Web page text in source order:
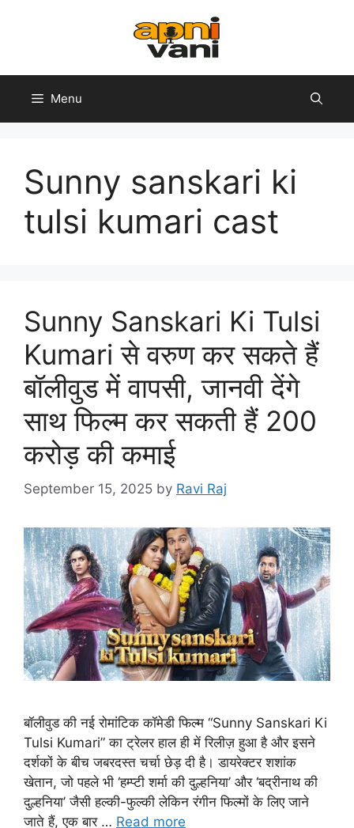
Menu
Sunny sanskari ki
tulsi kumari cast
Sunny Sanskari Ki Tulsi
Kumari से वरुण कर सकते हैं
बॉलीवुड में वापसी, जानवी देंगे
साथ फिल्म कर सकती हैं 200
करोड़ की कमाई
September 15, 2025 by Ravi Raj
बॉलीवुड की नई रोमांटिक कॉमेडी फिल्म “Sunny Sanskari Ki
Tulsi Kumari” का ट्रेलर हाल ही में रिलीज़ हुआ है और इसने
दर्शकों के बीच जबरदस्त चर्चा छेड़ दी है। डायरेक्टर शशांक
खेतान, जो पहले भी ‘हम्प्टी शर्मा की दुल्हनिया’ और ‘बद्रीनाथ की
दुल्हनिया’ जैसी हल्की-फुल्की लेकिन रंगीन फिल्मों के लिए जाने
जाते हैं, एक बार … Read more